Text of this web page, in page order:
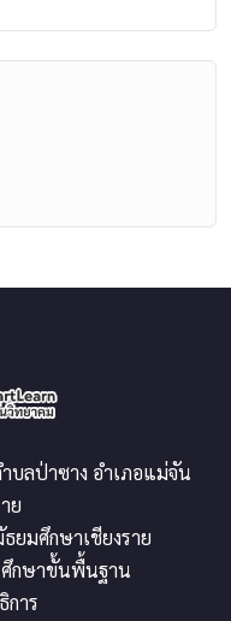
Specialist)
เข้าถึงลูกค้าในยุคปัจจุบัน
ากในการสร้างแบรนด์,
ะการทำงาน: วางแผน
บลป่าซาง อำเภอแม่จัน
ย
ยมศึกษาเชียงราย
ศึกษาขั้นพื้นฐาน
การ